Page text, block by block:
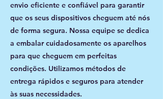
envio eficiente e confiável para garantir
que os seus dispositivos cheguem até nós
de forma segura. Nossa equipe se dedica
a embalar cuidadosamente os aparelhos
para que cheguem em perfeitas
condições. Utilizamos métodos de
entrega rápidos e seguros para atender
às suas necessidades.